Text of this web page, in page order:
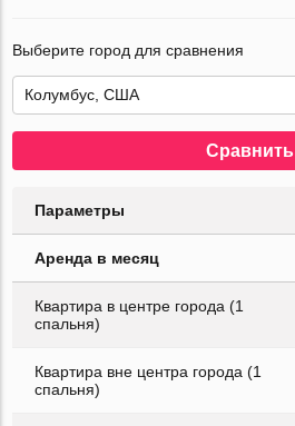
Выберите город для сравнения
Сравнить
Параметры
Аренда в месяц
Квартира в центре города (1
спальня)
Квартира вне центра города (1
спальня)